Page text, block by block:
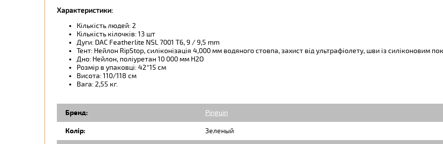
Характеристики:
Кількість людей: 2
Кількість кілочків: 13 шт
Дуги: DAC Featherlite NSL 7001 T6, 9 / 9,5 mm
Тент: Нейлон RipStop, силіконізація 4,000 мм водяного стовпа, захист від ультрафіолету, шви із силіконовим
Дно: Нейлон, поліуретан 10 000 мм H2O
Розмір в упаковці: 42*15 см
Висота: 110/118 см
Вага: 2,55 кг.
Бренд: Pinguin
Колір: Зеленый